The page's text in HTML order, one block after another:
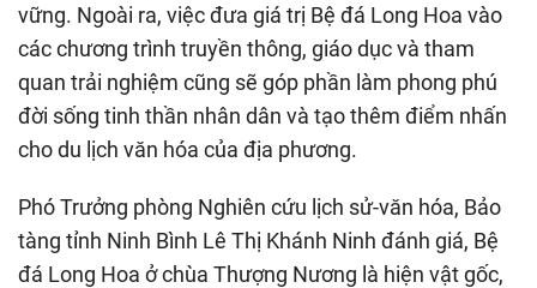
vững. Ngoài ra, việc đưa giá trị Bệ đá Long Hoa vào
các chương trình truyền thông, giáo dục và tham
quan trải nghiệm cũng sẽ góp phần làm phong phú
đời sống tinh thần nhân dân và tạo thêm điểm nhấn
cho du lịch văn hóa của địa phương.
Phó Trưởng phòng Nghiên cứu lịch sử-văn hóa, Bảo
tàng tỉnh Ninh Bình Lê Thị Khánh Ninh đánh giá, Bệ
đá Long Hoa ở chùa Thượng Nương là hiện vật gốc,